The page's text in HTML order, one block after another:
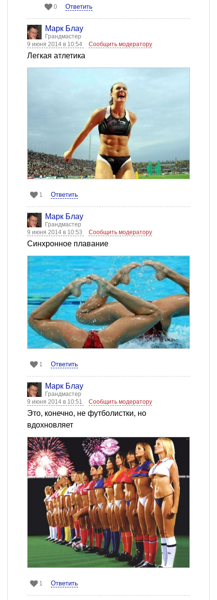
0 Ответить
Марк Блау
Грандмастер
9 июня 2014 в 10:54
Сообщить модератору
Легкая атлетика
1 Ответить
Марк Блау
Грандмастер
9 июня 2014 в 10:53
Сообщить модератору
Синхронное плавание
1 Ответить
Марк Блау
Грандмастер
9 июня 2014 в 10:51
Сообщить модератору
Это, конечно, не футболистки, но
вдохновляет
1 Ответить